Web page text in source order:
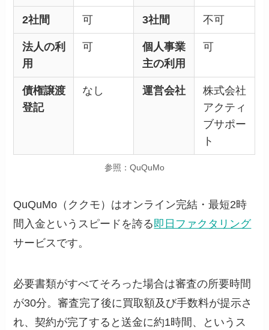
2社間 可 3社間 不可
法人の利
用
可
個人事業
主の利用
可
債権譲渡
登記
なし 運営会社
株式会社
アクティ
ブサポー
ト
参照：QuQuMo
QuQuMo（ククモ）はオンライン完結・最短2時
間入金というスピードを誇る即日ファクタリング
サービスです。
必要書類がすべてそろった場合は審査の所要時間
が30分。審査完了後に買取額及び手数料が提示さ
れ、契約が完了すると送金に約1時間、というス